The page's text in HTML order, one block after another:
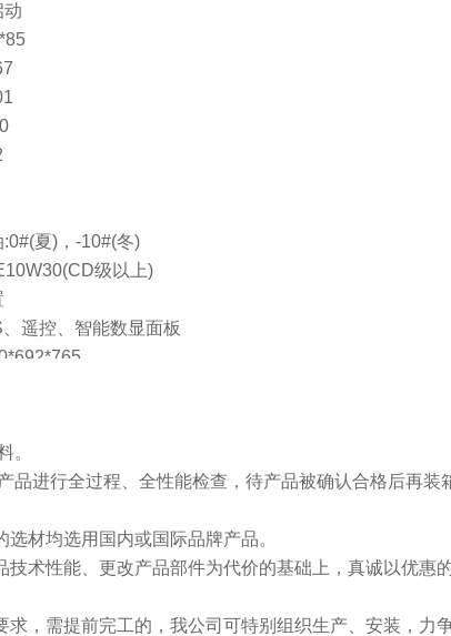
动
:0#(夏)，-10#(冬)
级以上)
遥控、智能数显面板
。
进行全过程、全性能检查，待产品被确认合格后再装
材均选用国内或国际品牌产品。
性能、更改产品部件为代价的基础上，真诚以优惠的
需提前完工的，我公司可特别组织生产、安装，力争